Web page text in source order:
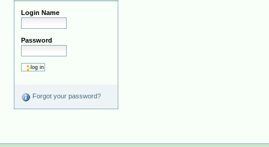
Login Name
Password
Forgot your password?